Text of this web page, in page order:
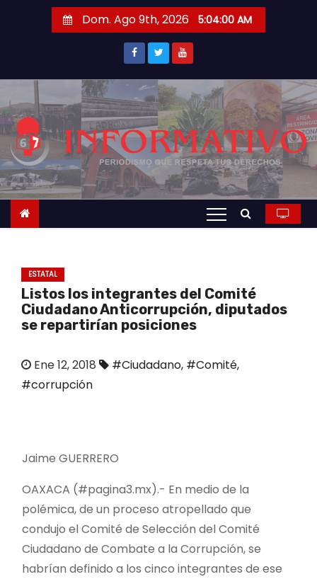
r
a
c
o
t
Dom. Ago 9th, 2026 5:04:01 AM
ESTATAL
Listos los integrantes del Comité
Ciudadano Anticorrupción, diputados
se repartirían posiciones
Ene 12, 2018 #Ciudadano, #Comité,
#corrupción
Jaime GUERRERO
OAXACA (#pagina3.mx).- En medio de la
polémica, de un proceso atropellado que
condujo el Comité de Selección del Comité
Ciudadano de Combate a la Corrupción, se
habrían definido a los cinco integrantes de ese